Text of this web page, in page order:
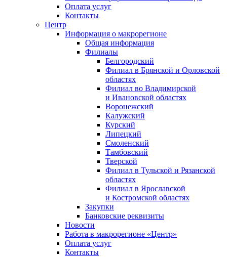
Оплата услуг
Контакты
Центр
Информация о макрорегионе
Общая информация
Филиалы
Белгородский
Филиал в Брянской и Орловской
областях
Филиал во Владимирской
и Ивановской областях
Воронежский
Калужский
Курский
Липецкий
Смоленский
Тамбовский
Тверской
Филиал в Тульской и Рязанской
областях
Филиал в Ярославской
и Костромской областях
Закупки
Банковские реквизиты
Новости
Работа в макрорегионе «Центр»
Оплата услуг
Контакты